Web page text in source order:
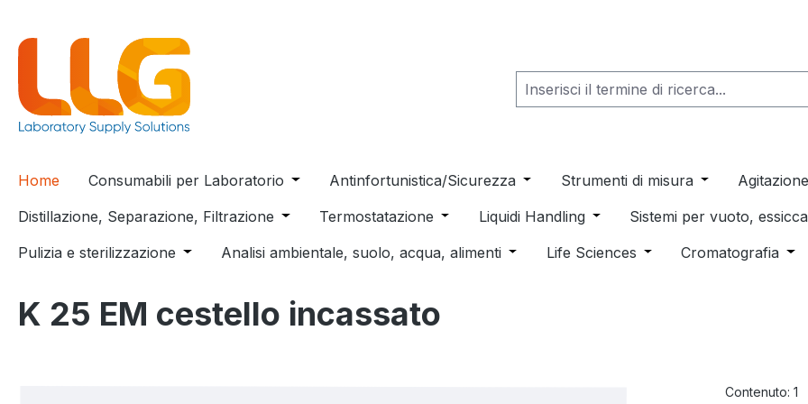
Home Consumabili per Laboratorio Open or close the dropdown menu from the category Consumabili per
Antinfortunistica/Sicurezza Open or close the dropdown menu
Strumenti di misura Open or close
Distillazione, Separazione, Filtrazione Open or close the dropdown menu from the category Distillazione,
Termostatazione Open or close the dropdown menu from the
Liquidi Handling Open or close the dropdown
Sistemi per vuoto,
Pulizia e sterilizzazione Open or close the dropdown menu from the category Pulizia e sterilizzazione
Analisi ambientale, suolo, acqua, alimenti Open or close the dropdown menu from
Life Sciences Open or close the
Cromatografia
K 25 EM cestello incassato
Contenuto: 1